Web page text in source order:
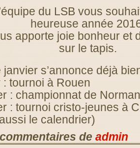
du LSB vous
heureuse année
apporte joie bonheur et
sur le tapis.
janvier s’annonce déjà
: tournoi à Rouen
: championnat de
: tournoi cristo-jeunes à
le calendrier)
de admin